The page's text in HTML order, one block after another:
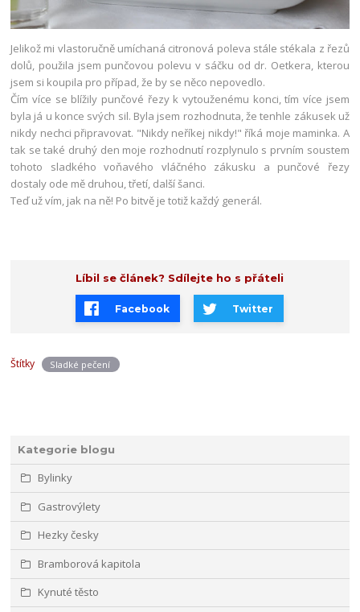
Kategorie blogu
Bylinky
Gastrovýlety
Hezky česky
Bramborová kapitola
Kynuté těsto
Jelikož mi vlastoručně umíchaná citronová poleva stále stékala z řezů
dolů, použila jsem punčovou polevu v sáčku od dr. Oetkera, kterou
jsem si koupila pro případ, že by se něco nepovedlo.
Čím více se blížily punčové řezy k vytouženému konci, tím více jsem
byla já u konce svých sil. Byla jsem rozhodnuta, že tenhle zákusek už
nikdy nechci připravovat. "Nikdy neříkej nikdy!" říká moje maminka. A
tak se také druhý den moje rozhodnutí rozplynulo s prvním soustem
tohoto sladkého voňavého vláčného zákusku a punčové řezy
dostaly ode mě druhou, třetí, další šanci.
Teď už vím, jak na ně! Po bitvě je totiž každý generál.
Líbil se článek? Sdílejte ho s přáteli
Facebook Twitter
Štítky Sladké pečení